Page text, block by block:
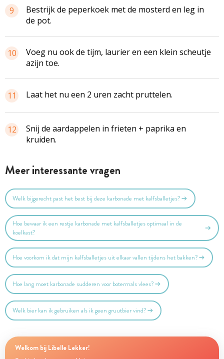
9
Bestrijk de peperkoek met de mosterd en leg in
de pot.
10
Voeg nu ook de tijm, laurier en een klein scheutje
azijn toe.
11 Laat het nu een 2 uren zacht pruttelen.
12
Snij de aardappelen in frieten + paprika en
kruiden.
Meer interessante vragen
Welk bijgerecht past het best bij deze karbonade met kalfsballetjes?
Hoe bewaar ik een restje karbonade met kalfsballetjes optimaal in de
koelkast?
Hoe voorkom ik dat mijn kalfsballetjes uit elkaar vallen tijdens het bakken?
Hoe lang moet karbonade sudderen voor botermals vlees?
Welk bier kan ik gebruiken als ik geen gruutbier vind?
Welkom bij Libelle Lekker!